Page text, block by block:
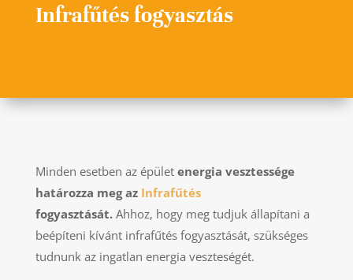
Infrafűtés fogyasztás
Minden esetben az épületenergia vesztessége
határozza meg az Infrafűtés
fogyasztását.Ahhoz, hogy meg tudjuk állapítani a
beépíteni kívánt infrafűtés fogyasztását, szükséges
tudnunk az ingatlan energia veszteségét.